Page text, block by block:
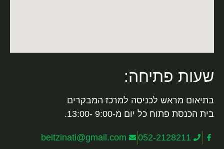
שעות פתיחה:
בתיאום מראש לכניסה למרכז המבקרים
בית הכנסת פתוח כל יום מ-9:00 -13:00.
052-2128211
beitzinati@gmail.com